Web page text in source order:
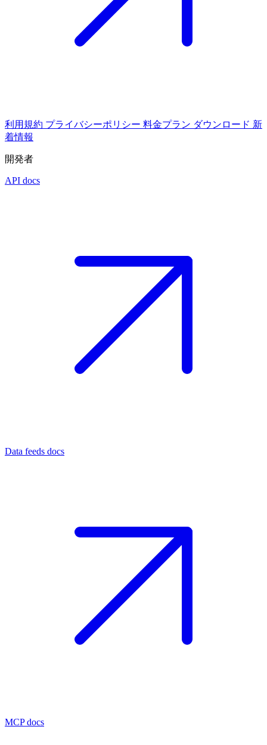
利用規約 プライバシーポリシー 料金プラン ダウンロード 新
着情報
開発者
API docs
Data feeds docs
MCP docs